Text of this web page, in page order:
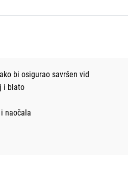
bi osigurao savršen vid
i blato
naočala